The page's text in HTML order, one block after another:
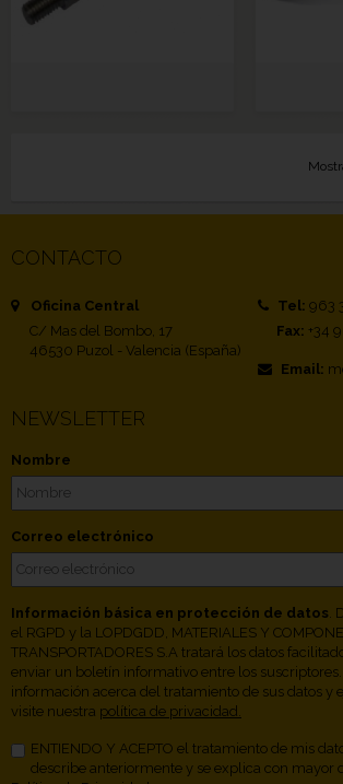
CONTACTO
Oficina Central
C/ Mas del Bombo, 17
46530 Puzol - Valencia (España)
Tel: 963
Fax: +34
Email:
NEWSLETTER
Nombre
Correo electrónico
Información básica en protección de datos.
el RGPD y la LOPDGDD, MATERIALES Y
TRANSPORTADORES S.A tratará los datos
enviar un boletín informativo entre los
información acerca del tratamiento de sus datos y
visite nuestra política de privacidad.
ENTIENDO Y ACEPTO el tratamiento de mis
describe anteriormente y se explica con mayor